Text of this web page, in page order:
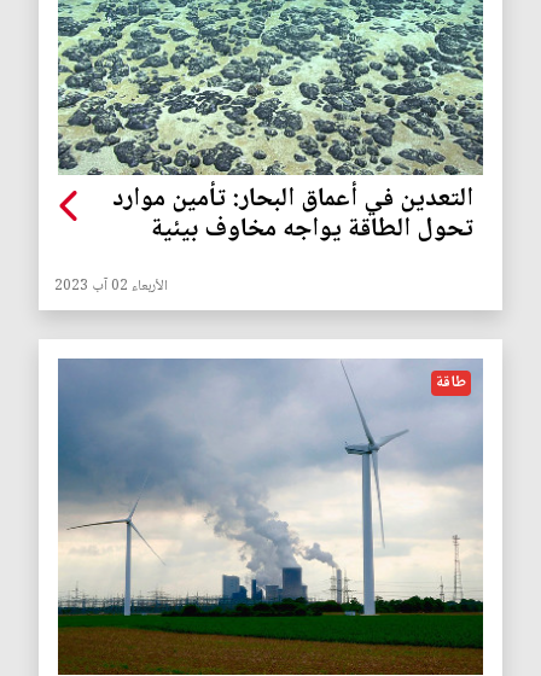
التعدين في أعماق البحار: تأمين موارد
تحول الطاقة يواجه مخاوف بيئية
الأربعاء 02 آب 2023
طاقة